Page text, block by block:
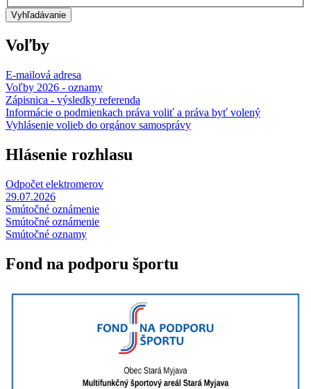
Voľby
E-mailová adresa
Voľby 2026 - oznamy
Zápisnica - výsledky referenda
Informácie o podmienkach práva voliť a práva byť volený
Vyhlásenie volieb do orgánov samosprávy
Hlásenie rozhlasu
Odpočet elektromerov
29.07.2026
Smútočné oznámenie
Smútočné oznámenie
Smútočné oznamy
Fond na podporu športu